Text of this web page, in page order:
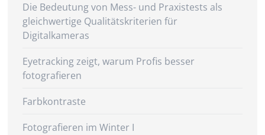
Die Bedeutung von Mess- und Praxistests als
gleichwertige Qualitätskriterien für
Digitalkameras
Eyetracking zeigt, warum Profis besser
fotografieren
Farbkontraste
Fotografieren im Winter I